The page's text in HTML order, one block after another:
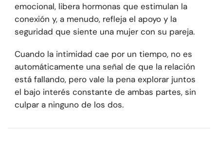
emocional, libera hormonas que estimulan la
conexión y, a menudo, refleja el apoyo y la
seguridad que siente una mujer con su pareja.
Cuando la intimidad cae por un tiempo, no es
automáticamente una señal de que la relación
está fallando, pero vale la pena explorar juntos
el bajo interés constante de ambas partes, sin
culpar a ninguno de los dos.